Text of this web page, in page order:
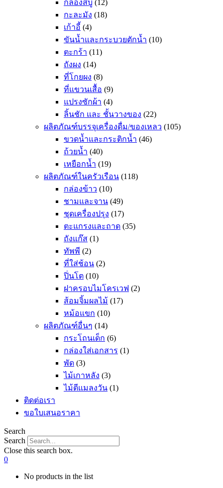
กล่องสบู่ (12)
กะละมัง (18)
เก้าอี้ (4)
ขันน้ำและกระบวยตักน้ำ (10)
ตะกร้า (11)
ถังผง (14)
ที่โกยผง (8)
ที่แขวนเสื้อ (9)
แปรงซักผ้า (4)
ลิ้นชัก และ ชั้นวางของ (22)
ผลิตภัณฑ์บรรจุเครื่องดื่ม/ของเหลว (105)
ขวดน้ำและกระติกน้ำ (46)
ถ้วยน้ำ (40)
เหยือกน้ำ (19)
ผลิตภัณฑ์ในครัวเรือน (118)
กล่องข้าว (10)
ชามและจาน (49)
ชุดเครื่องปรุง (17)
ตะแกรงและถาด (35)
ถังแก๊ส (1)
ทัพพี (2)
ที่ใส่ช้อน (2)
ปิ่นโต (10)
ฝาครอบไมโครเวฟ (2)
ส้อมจิ้มผลไม้ (17)
หม้อแขก (10)
ผลิตภัณฑ์อื่นๆ (14)
กระโถนเด็ก (6)
กล่องใส่เอกสาร (1)
พัด (3)
ไม้เกาหลัง (3)
ไม้ตีแมลงวัน (1)
ติดต่อเรา
ขอใบเสนอราคา
Search
Search
Close this search box.
0
No products in the list